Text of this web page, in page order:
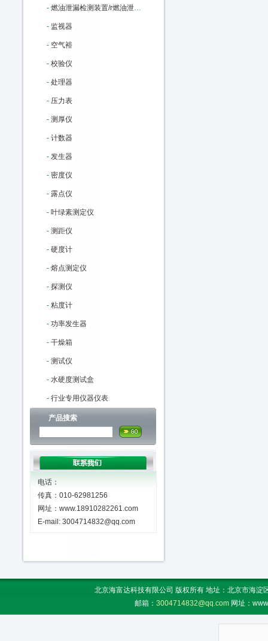
- 燃油泄漏检测装置/r燃油泄漏报警器（主机+探测点） 型号:LX23库号：M405302
- 监视器
- 空气裕
- 校验仪
- 处理器
- 压力表
- 测厚仪
- 计数器
- 发生器
- 密度仪
- 露点仪
- 叶绿素测定仪
- 测距仪
- 硬度计
- 熔点测定仪
- 探测仪
- 粘度计
- 功率发生器
- 干燥箱
- 测试仪
- 水硬度测试盒
- 行业专用仪器仪表
产品搜索
电话：
传真：010-62981256
网址：www.18910282261.com
E-mail: 3004714832@qq.com
北京海富达科技有限公司 版权所有 地址：北京市海
邮箱： 3004714832@qq.com 网址：